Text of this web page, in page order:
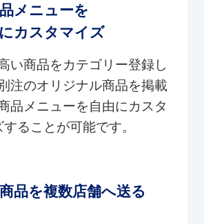
メニューを
カスタマイズ
い商品をカテゴリー登録し
注のオリジナル商品を掲載
品メニューを自由にカスタ
ることが可能です。
品を複数店舗へ送る